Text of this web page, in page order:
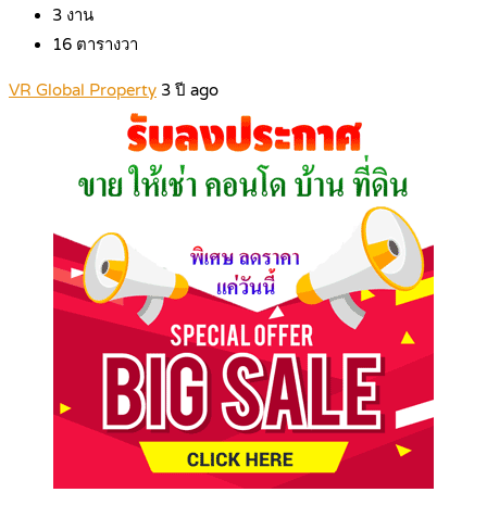
3 งาน
16 ตารางวา
VR Global Property 3 ปี ago